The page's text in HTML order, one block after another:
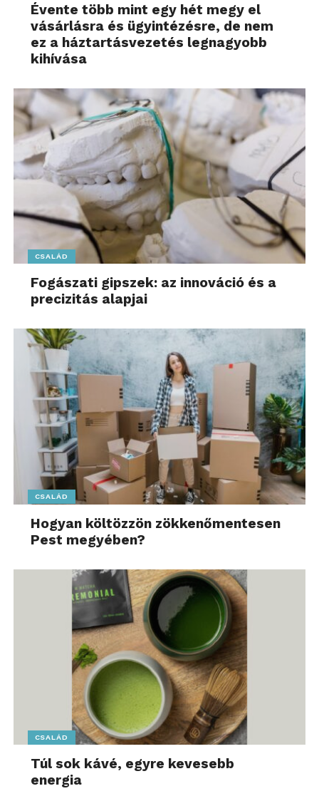
Évente több mint egy hét megy el
vásárlásra és ügyintézésre, de nem
ez a háztartásvezetés legnagyobb
kihívása
CSALÁD
Fogászati gipszek: az innováció és a
precizitás alapjai
CSALÁD
Hogyan költözzön zökkenőmentesen
Pest megyében?
CSALÁD
Túl sok kávé, egyre kevesebb
energia